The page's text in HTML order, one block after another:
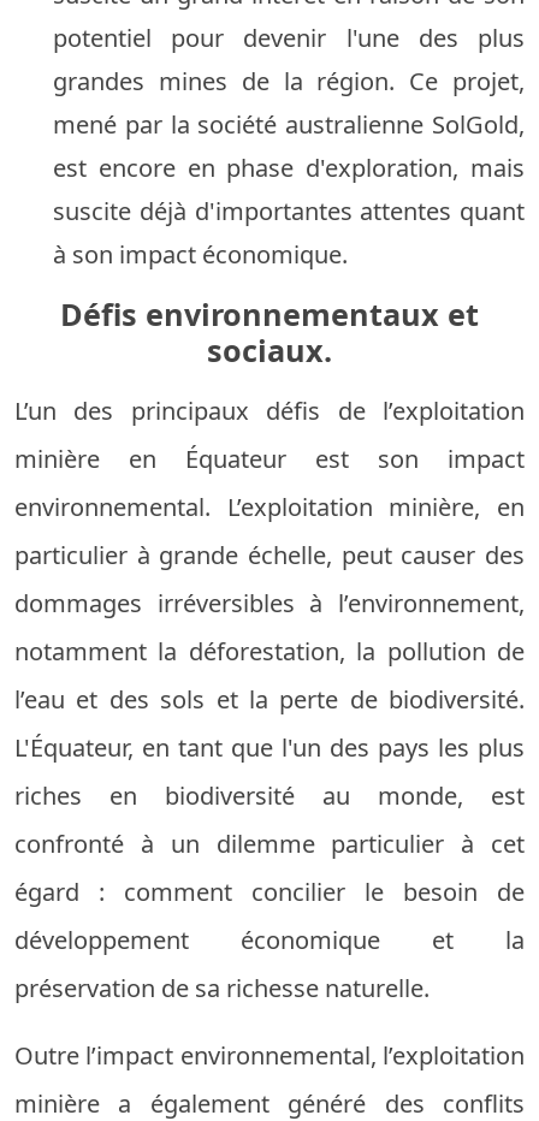
potentiel pour devenir l'une des plus
grandes mines de la région. Ce projet,
mené par la société australienne SolGold,
est encore en phase d'exploration, mais
suscite déjà d'importantes attentes quant
à son impact économique.
Défis environnementaux et
sociaux.
L’un des principaux défis de l’exploitation
minière en Équateur est son impact
environnemental. L’exploitation minière, en
particulier à grande échelle, peut causer des
dommages irréversibles à l’environnement,
notamment la déforestation, la pollution de
l’eau et des sols et la perte de biodiversité.
L'Équateur, en tant que l'un des pays les plus
riches en biodiversité au monde, est
confronté à un dilemme particulier à cet
égard : comment concilier le besoin de
développement économique et la
préservation de sa richesse naturelle.
Outre l’impact environnemental, l’exploitation
minière a également généré des conflits